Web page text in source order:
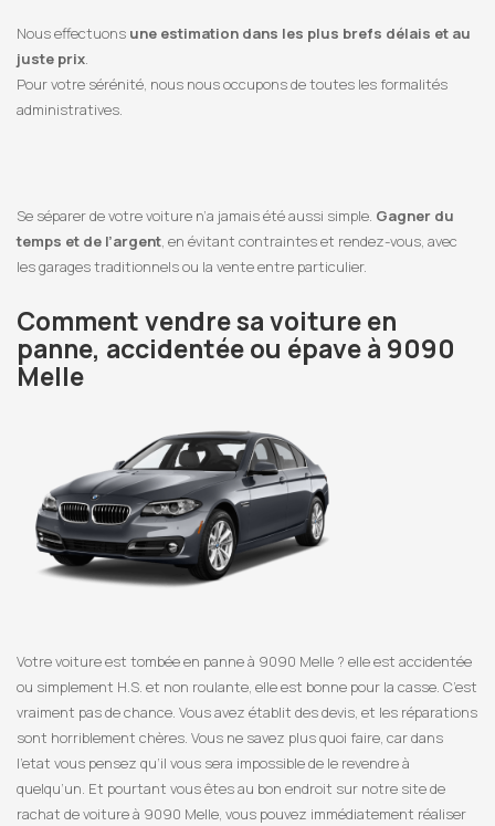
Nous effectuons une estimation dans les plus brefs délais et au
juste prix.
Pour votre sérénité, nous nous occupons de toutes les formalités
administratives.
Se séparer de votre voiture n’a jamais été aussi simple. Gagner du
temps et de l’argent, en évitant contraintes et rendez-vous, avec
les garages traditionnels ou la vente entre particulier.
Comment vendre sa voiture en
panne, accidentée ou épave à 9090
Melle
Votre voiture est tombée en panne à 9090 Melle ? elle est accidentée
ou simplement H.S. et non roulante, elle est bonne pour la casse. C’est
vraiment pas de chance. Vous avez établit des devis, et les réparations
sont horriblement chères. Vous ne savez plus quoi faire, car dans
l’etat vous pensez qu’il vous sera impossible de le revendre à
quelqu’un. Et pourtant vous êtes au bon endroit sur notre site de
rachat de voiture à 9090 Melle, vous pouvez immédiatement réaliser